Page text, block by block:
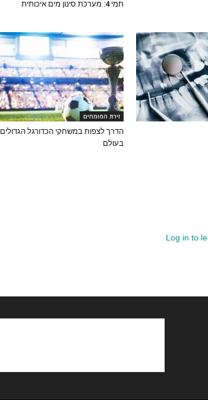
תמי 4: מערכת סינון מים איכותית
זירת המומחים
הדרך לצפות במשחקי הכדורגל הגדולים
בעולם
Log in to